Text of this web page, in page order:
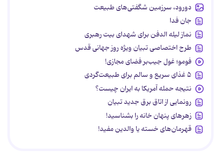
دورود، سرزمین شگفتی‌های طبیعت
جان فدا
نماز لیله الدفن برای شهدای بیت رهبری
طرح اختصاصی تبیان ویژه روز جهانی قدس
فومو؛ غول جیب‌بر فضای مجازی!
۵ غذای سریع و سالم برای طبیعت‌گردی
نتیجه حمله آمریکا به ایران چیست؟
رونمایی از اتاق برق جدید تبیان
زهرهای پنهان خانه را بشناسید!
قهرمان‌های خسته یا والدین مفید!